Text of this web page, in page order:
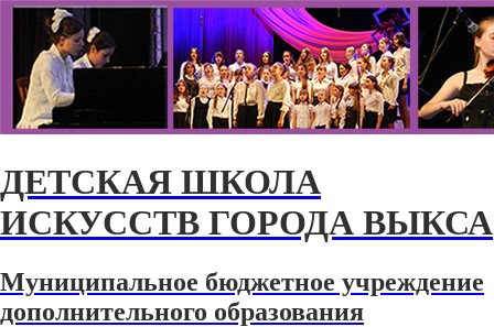
ДЕТСКАЯ ШКОЛА
ИСКУССТВ ГОРОДА ВЫКСА
Муниципальное бюджетное учреждение
дополнительного образования